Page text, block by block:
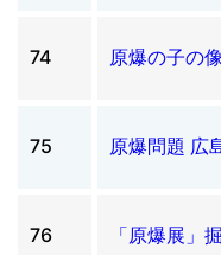
74 原爆の子の
75 原爆問題 広
76 「原爆展」